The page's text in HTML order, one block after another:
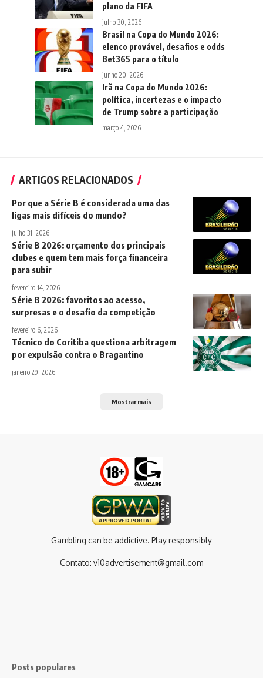
plano da FIFA
julho 30, 2026
Brasil na Copa do Mundo 2026:
elenco provável, desafios e odds
Bet365 para o título
junho 20, 2026
Irã na Copa do Mundo 2026:
política, incertezas e o impacto
de Trump sobre a participação
março 4, 2026
ARTIGOS RELACIONADOS
Por que a Série B é considerada uma das
ligas mais difíceis do mundo?
julho 31, 2026
Série B 2026: orçamento dos principais
clubes e quem tem mais força financeira
para subir
fevereiro 14, 2026
Série B 2026: favoritos ao acesso,
surpresas e o desafio da competição
fevereiro 6, 2026
Técnico do Coritiba questiona arbitragem
por expulsão contra o Bragantino
janeiro 29, 2026
Mostrar mais
Gambling can be addictive. Play responsibly
Contato: v10advertisement@gmail.com
Posts populares